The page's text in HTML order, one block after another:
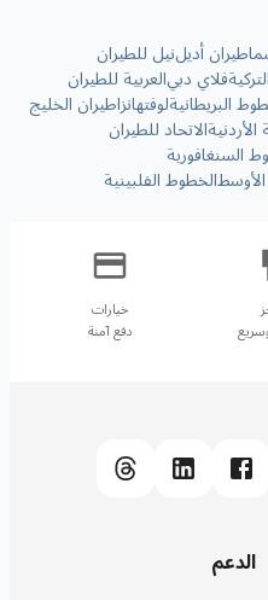
طيران أديلنيل للطيران
فلاي دبيالعربية للطيران
البريطانيةلوفتهانزاطيران الخليج
الأردنيةالاتحاد للطيران
السنغافورية
الخطوط الفلبينية
حجز
دفع آمنة
الدعم